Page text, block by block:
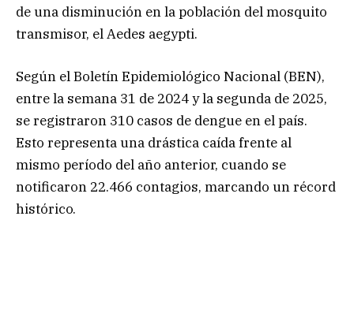
de una disminución en la población del mosquito
transmisor, el Aedes aegypti.
Según el Boletín Epidemiológico Nacional (BEN),
entre la semana 31 de 2024 y la segunda de 2025,
se registraron 310 casos de dengue en el país.
Esto representa una drástica caída frente al
mismo período del año anterior, cuando se
notificaron 22.466 contagios, marcando un récord
histórico.